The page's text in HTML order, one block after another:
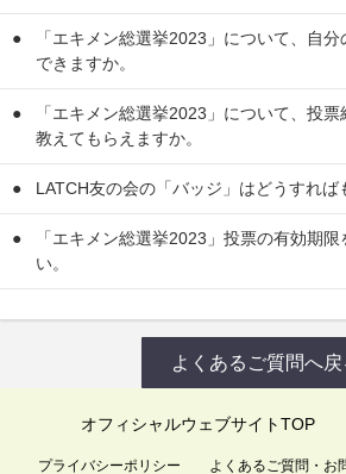
「エキメン総選挙2023」について、自
できますか。
「エキメン総選挙2023」について、投
教えてもらえますか。
LATCH友の会の「バッジ」はどうすれば
「エキメン総選挙2023」投票の有効期限
い。
よくあるご質問へ戻
オフィシャルウェブサイトTOP
プライバシーポリシー よくあるご質問・お